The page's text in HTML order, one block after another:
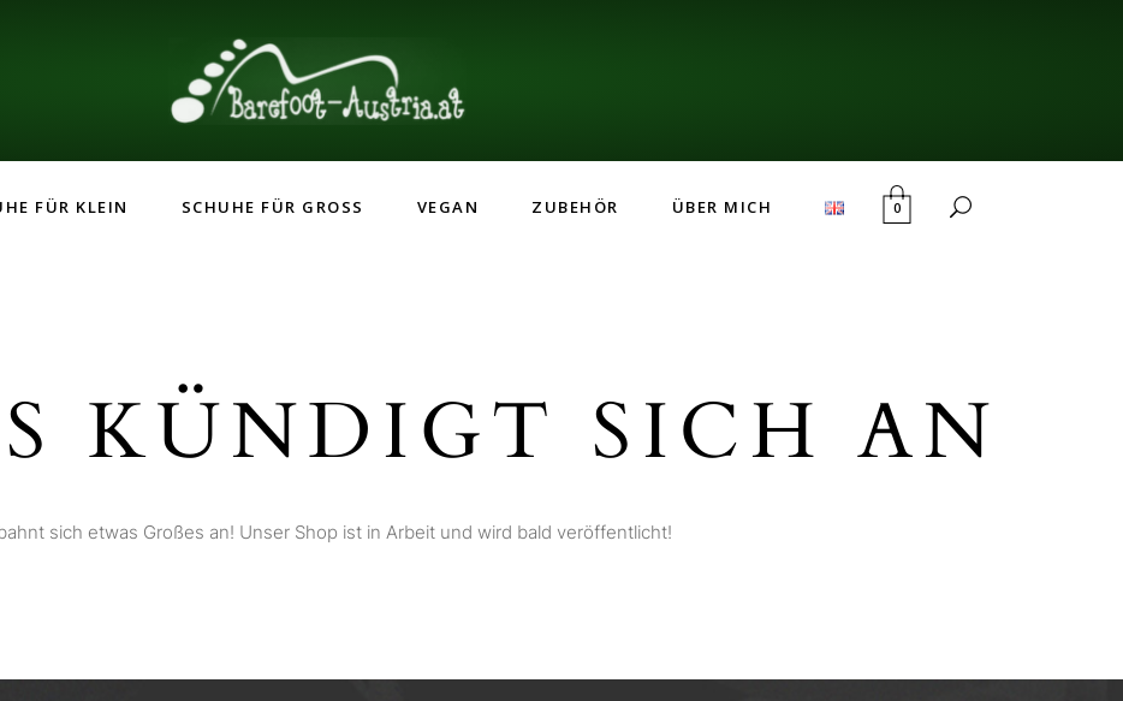
FÜR KLEIN SCHUHE FÜR GROSS VEGAN ZUBEHÖR ÜBER MICH 0
KÜNDIGT SICH AN
sich etwas Großes an! Unser Shop ist in Arbeit und wird bald veröffentlicht!